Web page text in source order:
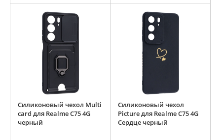
Силиконовый чехол Multi
card для Realme C75 4G
черный
Силиконовый чехол
Picture для Realme C75 4G
Сердце черный